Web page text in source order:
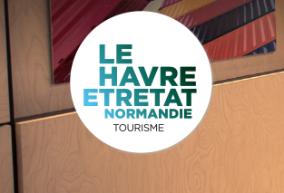
Cookies management panel